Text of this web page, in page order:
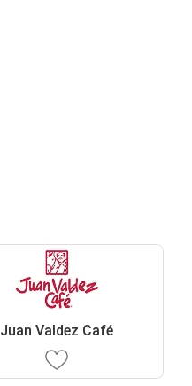
Juan Valdez Café